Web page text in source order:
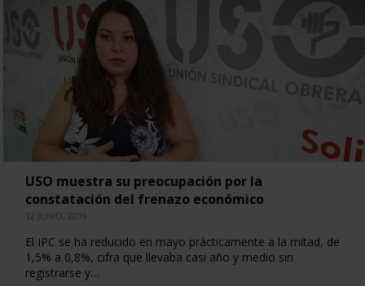
USO muestra su preocupación por la
constatación del frenazo económico
12 JUNIO, 2019
El IPC se ha reducido en mayo prácticamente a la mitad, de
1,5% a 0,8%, cifra que llevaba casi año y medio sin
registrarse y…